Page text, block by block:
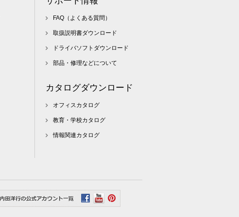
FAQ（よくある質問）
取扱説明書ダウンロード
ドライバソフトダウンロード
部品・修理などについて
カタログダウンロード
オフィスカタログ
教育・学校カタログ
情報関連カタログ